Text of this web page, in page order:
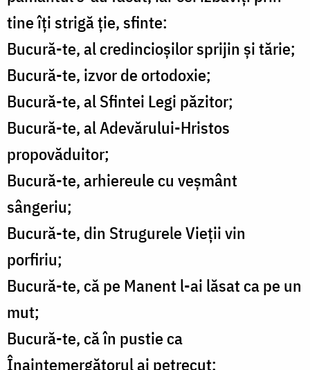
tine îți strigă ție, sfinte:
Bucură-te, al credincioșilor sprijin și tărie;
Bucură-te, izvor de ortodoxie;
Bucură-te, al Sfintei Legi păzitor;
Bucură-te, al Adevărului-Hristos
propovăduitor;
Bucură-te, arhiereule cu veșmânt
sângeriu;
Bucură-te, din Strugurele Vieții vin
porfiriu;
Bucură-te, că pe Manent l-ai lăsat ca pe un
mut;
Bucură-te, că în pustie ca
Înaintemergătorul ai petrecut;